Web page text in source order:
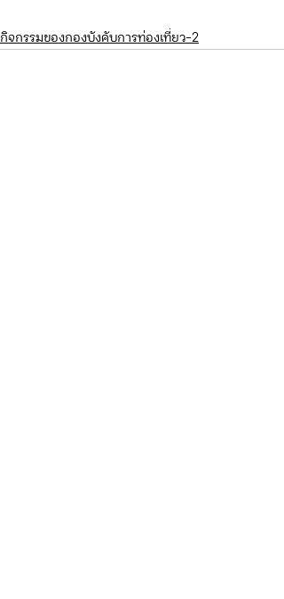
กิจกรรมของกองบังคับการท่องเที่ยว-2